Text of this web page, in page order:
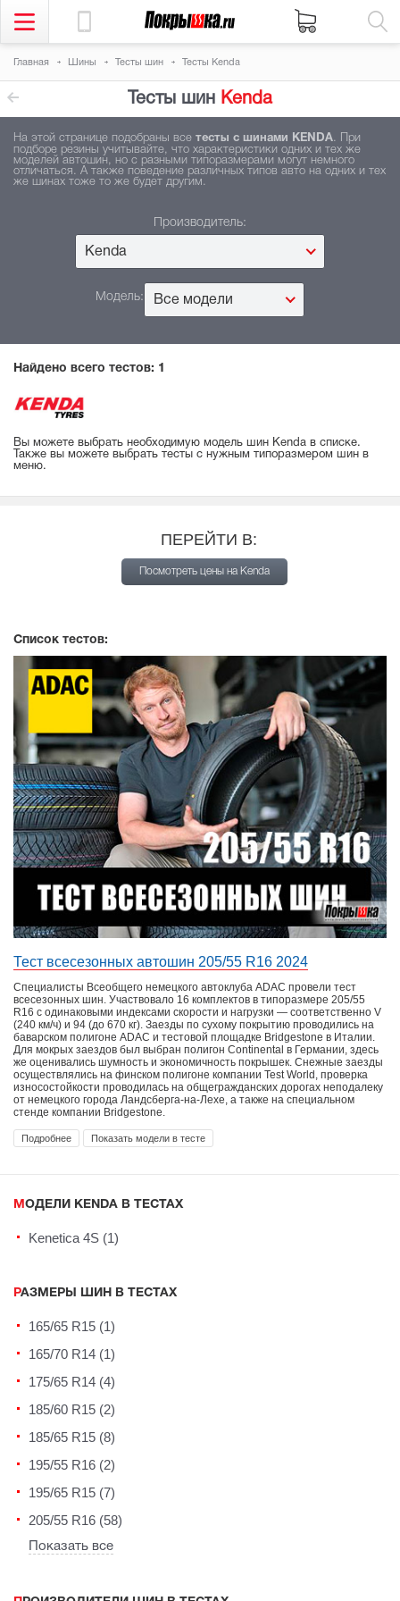
Главная Шины Тесты шин Тесты Kenda
Тесты шин Kenda
На этой странице подобраны все тесты с шинами KENDA. При
подборе резины учитывайте, что характеристики одних и тех же
моделей автошин, но с разными типоразмерами могут немного
отличаться. А также поведение различных типов авто на одних и тех
же шинах тоже то же будет другим.
Производитель:
Kenda
Модель: Все модели
Найдено всего тестов: 1
Вы можете выбрать необходимую модель шин Kenda в списке.
Также вы можете выбрать тесты с нужным типоразмером шин в
меню.
ПЕРЕЙТИ В:
Посмотреть цены на Kenda
Список тестов:
Тест всесезонных автошин 205/55 R16 2024
Специалисты Всеобщего немецкого автоклуба ADAC провели тест
всесезонных шин. Участвовало 16 комплектов в типоразмере 205/55
R16 с одинаковыми индексами скорости и нагрузки — соответственно V
(240 км/ч) и 94 (до 670 кг). Заезды по сухому покрытию проводились на
баварском полигоне ADAC и тестовой площадке Bridgestone в Италии.
Для мокрых заездов был выбран полигон Continental в Германии, здесь
же оценивались шумность и экономичность покрышек. Снежные заезды
осуществлялись на финском полигоне компании Test World, проверка
износостойкости проводилась на общегражданских дорогах неподалеку
от немецкого города Ландсберга-на-Лехе, а также на специальном
стенде компании Bridgestone.
Подробнее Показать модели в тесте
МОДЕЛИ KENDA В ТЕСТАХ
Kenetica 4S (1)
РАЗМЕРЫ ШИН В ТЕСТАХ
165/65 R15 (1)
165/70 R14 (1)
175/65 R14 (4)
185/60 R15 (2)
185/65 R15 (8)
195/55 R16 (2)
195/65 R15 (7)
205/55 R16 (58)
Показать все